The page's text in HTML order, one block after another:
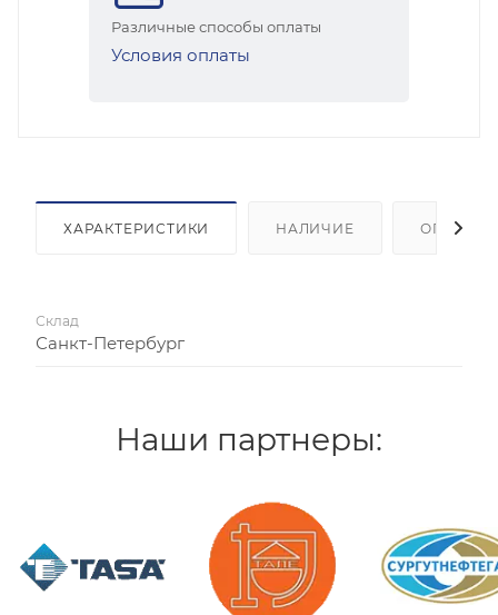
Различные способы оплаты
Условия оплаты
ХАРАКТЕРИСТИКИ НАЛИЧИЕ ОПЛАТА
Склад
Санкт-Петербург
Наши партнеры: